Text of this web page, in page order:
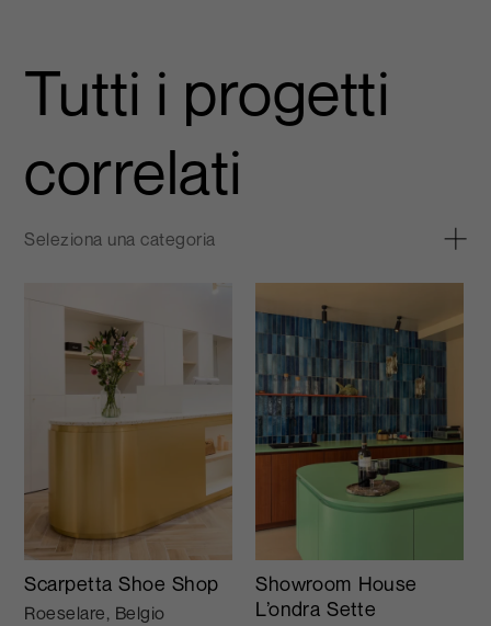
Tutti i progetti
correlati
Seleziona una categoria
Retail
Interiors
Furniture
Health
Scarpetta Shoe Shop
Roeselare, Belgio
Showroom House
L’ondra Sette